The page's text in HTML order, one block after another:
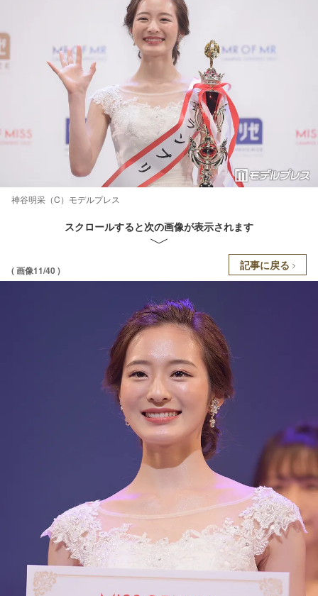
神谷明采（C）モデルプレス
スクロールすると次の画像が表示されます
( 画像11/40 ) 記事に戻る